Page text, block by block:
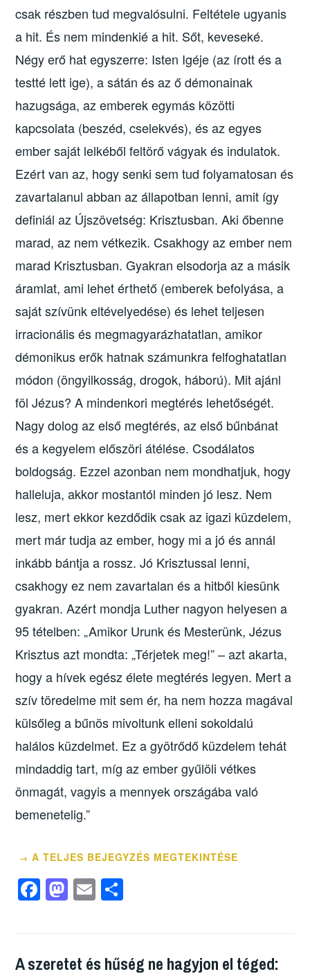
csak részben tud megvalósulni. Feltétele ugyanis
a hit. És nem mindenkié a hit. Sőt, keveseké.
Négy erő hat egyszerre: Isten Igéje (az írott és a
testté lett ige), a sátán és az ő démonainak
hazugsága, az emberek egymás közötti
kapcsolata (beszéd, cselekvés), és az egyes
ember saját lelkéből feltörő vágyak és indulatok.
Ezért van az, hogy senki sem tud folyamatosan és
zavartalanul abban az állapotban lenni, amit így
definiál az Újszövetség: Krisztusban. Aki őbenne
marad, az nem vétkezik. Csakhogy az ember nem
marad Krisztusban. Gyakran elsodorja az a másik
áramlat, ami lehet érthető (emberek befolyása, a
saját szívünk eltévelyedése) és lehet teljesen
irracionális és megmagyarázhatatlan, amikor
démonikus erők hatnak számunkra felfoghatatlan
módon (öngyilkosság, drogok, háború). Mit ajánl
föl Jézus? A mindenkori megtérés lehetőségét.
Nagy dolog az első megtérés, az első bűnbánat
és a kegyelem előszöri átélése. Csodálatos
boldogság. Ezzel azonban nem mondhatjuk, hogy
halleluja, akkor mostantól minden jó lesz. Nem
lesz, mert ekkor kezdődik csak az igazi küzdelem,
mert már tudja az ember, hogy mi a jó és annál
inkább bántja a rossz. Jó Krisztussal lenni,
csakhogy ez nem zavartalan és a hitből kiesünk
gyakran. Azért mondja Luther nagyon helyesen a
95 tételben: „Amikor Urunk és Mesterünk, Jézus
Krisztus azt mondta: „Térjetek meg!” – azt akarta,
hogy a hívek egész élete megtérés legyen. Mert a
szív töredelme mit sem ér, ha nem hozza magával
külsőleg a bűnös mivoltunk elleni sokoldalú
halálos küzdelmet. Ez a gyötrődő küzdelem tehát
mindaddig tart, míg az ember gyűlöli vétkes
önmagát, vagyis a mennyek országába való
bemenetelig.”
→ A TELJES BEJEGYZÉS MEGTEKINTÉSE
F
e
M
o
E
a
A szeretet és hűség ne hagyjon el téged: